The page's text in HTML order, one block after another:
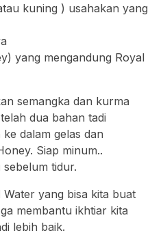
kuning ) usahakan yang
yang mengandung Royal
semangka dan kurma
dua bahan tadi
dalam gelas dan
Siap minum..
sebelum tidur.
yang bisa kita buat
membantu ikhtiar kita
lebih baik.